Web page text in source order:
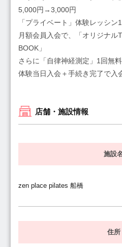
5,000円→3,000円
「プライベート」体験レッシ
月額会員入会で、「オリジナル
BOOK」
さらに「自律神経測定」1回無料
体験当日入会＋手続き完了で入
店舗・施設情報
施設
zen place pilates 船橋
住所